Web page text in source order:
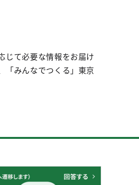
じて必要な情報をお届け
「みんなでつくる」東京